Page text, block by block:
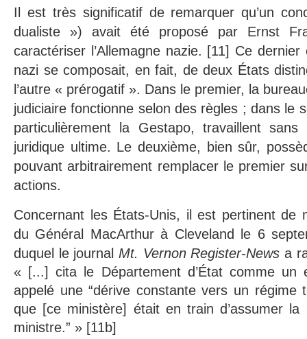
Il est très significatif de remarquer qu’un
dualiste ») avait été proposé par Ernst
caractériser l’Allemagne nazie. [11] Ce
nazi se composait, en fait, de deux États
l’autre « prérogatif ». Dans le premier, la
judiciaire fonctionne selon des règles ; dans le
particulièrement la Gestapo, travaillent
juridique ultime. Le deuxième, bien sûr,
pouvant arbitrairement remplacer le premier
actions.
Concernant les États-Unis, il est pertinent de
du Général MacArthur à Cleveland le 6
duquel le journal Mt. Vernon Register-News a
« [...] cita le Département d’État comme un
appelé une “dérive constante vers un régime
que [ce ministère] était en train d’assumer la
ministre.” » [11b]